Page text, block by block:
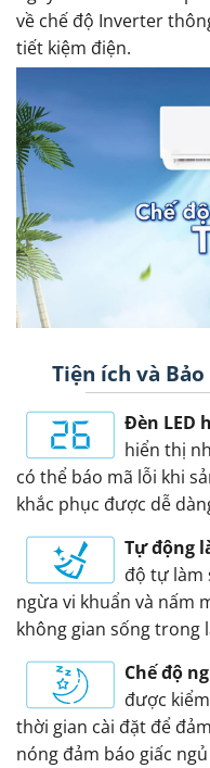
về chế độ Inverter
tiết kiệm điện.
Tiện ích và
Đèn LED
hiển thị
có thể báo mã lỗi khi
khắc phục được dễ
Tự động
độ tự làm
ngừa vi khuẩn và nấm
không gian sống trong
Chế độ
được
thời gian cài đặt để
nóng đảm báo giấc